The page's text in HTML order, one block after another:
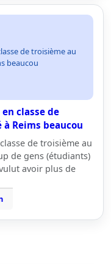
de troisième au
beaucou
classe de
Reims beaucou
de troisième au
de gens (étudiants)
avoir plus de